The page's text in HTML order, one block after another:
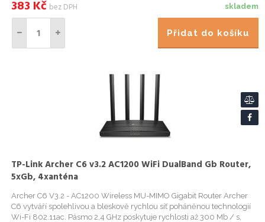
skladem
383 Kč bez DPH
Přidat do košíku
TP-Link Archer C6 v3.2 AC1200 WiFi DualBand Gb Router,
5xGb, 4xanténa
Archer C6 V3.2 - AC1200 Wireless MU-MIMO Gigabit Router Archer
C6 vytváří spolehlivou a bleskově rychlou síť poháněnou technologií
Wi-Fi 802.11ac. Pásmo 2,4 GHz poskytuje rychlosti až 300 Mb / s,